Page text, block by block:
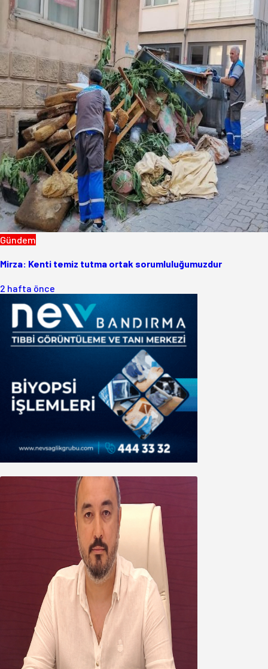
Gündem
Mirza: Kenti temiz tutma ortak sorumluluğumuzdur
2 hafta önce
Oğuzbeyi’nden Balıkesirspor
yönetimine cevap : Herkes kendine
yakışanı yapar, buluttan nem
kapmayın!
07 Ağustos 2026